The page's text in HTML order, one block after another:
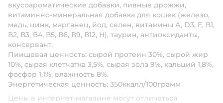
вкусоароматические добавки, пивные дрожжи,
витаминно-минеральная добавка для кошек (железо,
медь, цинк, марганец, йод, селен, витамины А, D3, Е, В1,
В2, В3, В4, В5, В6, В9, В12, Н), таурин, антиоксиданты,
консервант.
Пиищевая ценность: сырой протеин 30%, сырой жир
10%, сырая клетчатка 3,5%, сырая зола 9%, кальций 1,8%,
фосфор 1,1%, влажность 8%.
Энергетическая ценность: 350ккалл/100грамм
Цены в интернет-магазине могут отличаться